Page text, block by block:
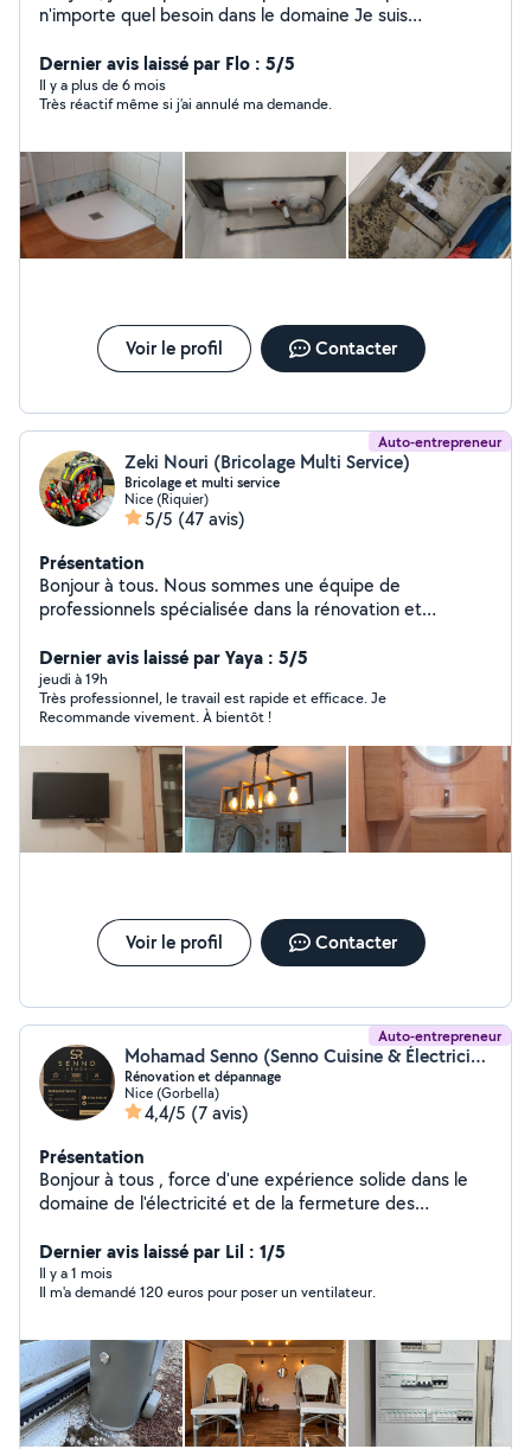
n'importe quel besoin dans le domaine Je suis
Dernier avis laissé par Flo : 5/5
Il y a plus de 6 mois
Très réactif même si j’ai annulé ma demande.
Voir le profil Contacter
Auto-entrepreneur
Zeki Nouri (Bricolage Multi Service)
Bricolage et multi service
Nice (Riquier)
5/5 (47 avis)
Présentation
Bonjour à tous. Nous sommes une équipe de
professionnels spécialisée dans la rénovation et
réalisons tous types de travaux : électricité, plomberie,
peinture, montage de meubles, pose de cuisines,
rénovation de salles de bain, revêtements de sol, placo,
menuiserie et bien plus encore. Nous vous garantissons
un travail soigné, des prix compétitifs, un devis gratuit et
une intervention rapide. Votre satisfaction est notre
priorité. Cordialement l'équipe Zeki.
Dernier avis laissé par Yaya : 5/5
jeudi à 19h
Très professionnel, le travail est rapide et efficace. Je
Recommande vivement. À bientôt !
Voir le profil Contacter
Auto-entrepreneur
Mohamad Senno (Senno Cuisine & Électricité générale)
Rénovation et dépannage
Nice (Gorbella)
4,4/5 (7 avis)
Présentation
Bonjour à tous , force d'une expérience solide dans le
domaine de l'électricité et de la fermeture des
vers la rénovation générale, minutieux et soigné dans
mon travail. N'hésitez pas à me contacter pour toute
question. Merci
Dernier avis laissé par Lil : 1/5
Il y a 1 mois
Il m'a demandé 120 euros pour poser un ventilateur.